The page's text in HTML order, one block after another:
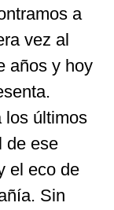
a
vez al
años y hoy
los últimos
de ese
el eco de
Sin